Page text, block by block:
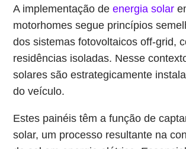
A implementação deenergia solar
motorhomes segue princípios
dos sistemas fotovoltaicos off-grid,
residências isoladas. Nesse
solares são estrategicamente
do veículo.
Estes painéis têm a função de
solar, um processo resultante na